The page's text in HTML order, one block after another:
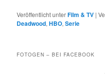
Veröffentlicht unterFilm & TV |
Deadwood,HBO,Serie
FOTOGEN – BEI FACEBOOK